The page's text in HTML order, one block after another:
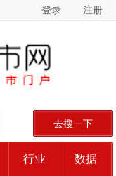
登录 注册
去搜一下
行业 数据